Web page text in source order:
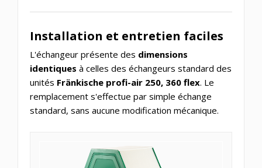
Installation et entretien faciles
L'échangeur présente des dimensions
identiques à celles des échangeurs standard des
unités Fränkische profi-air 250, 360 flex. Le
remplacement s'effectue par simple échange
standard, sans aucune modification mécanique.